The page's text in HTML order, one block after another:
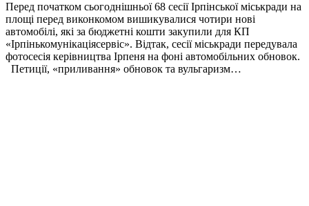
Перед початком сьогоднішньої 68 сесії Ірпінської міськради на
площі перед виконкомом вишикувалися чотири нові
автомобілі, які за бюджетні кошти закупили для КП
«Ірпінькомунікаціясервіс». Відтак, сесії міськради передувала
фотосесія керівництва Ірпеня на фоні автомобільних обновок.
Петиції, «приливання» обновок та вульгаризм…